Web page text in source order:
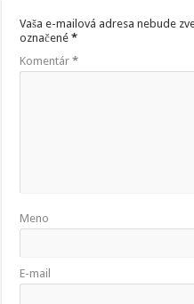
Vaša e-mailová adresa nebude
označené*
Komentár*
Meno
E-mail